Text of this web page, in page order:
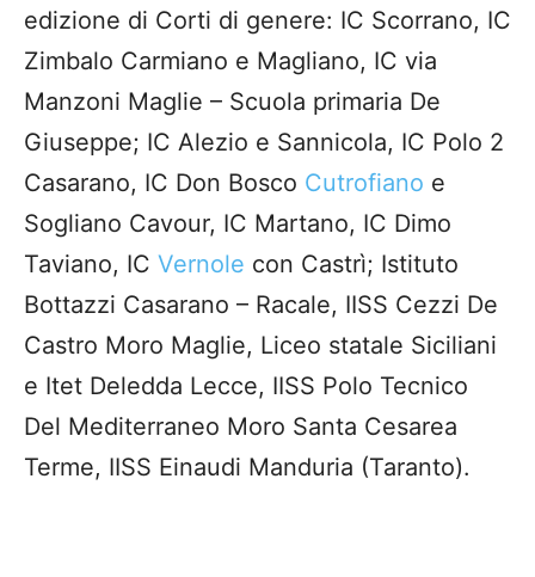
edizione di Corti di genere: IC Scorrano, IC
Zimbalo Carmiano e Magliano, IC via
Manzoni Maglie – Scuola primaria De
Giuseppe; IC Alezio e Sannicola, IC Polo 2
Casarano, IC Don Bosco Cutrofiano e
Sogliano Cavour, IC Martano, IC Dimo
Taviano, IC Vernole con Castrì; Istituto
Bottazzi Casarano – Racale, IISS Cezzi De
Castro Moro Maglie, Liceo statale Siciliani
e Itet Deledda Lecce, IISS Polo Tecnico
Del Mediterraneo Moro Santa Cesarea
Terme, IISS Einaudi Manduria (Taranto).